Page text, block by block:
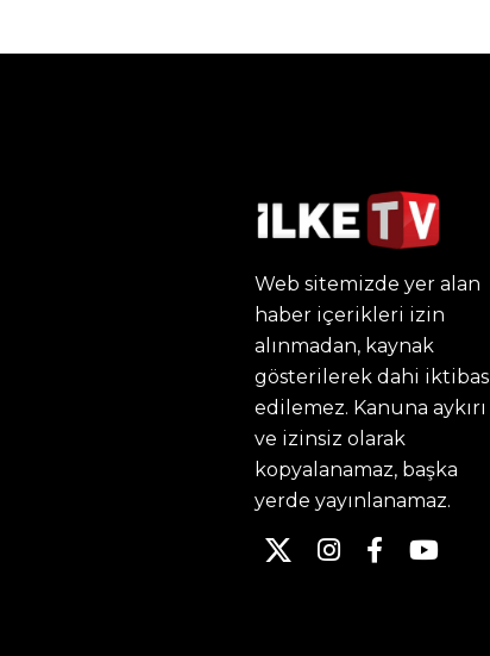
Web sitemizde yer alan
haber içerikleri izin
alınmadan, kaynak
gösterilerek dahi iktibas
edilemez. Kanuna aykırı
ve izinsiz olarak
kopyalanamaz, başka
yerde yayınlanamaz.